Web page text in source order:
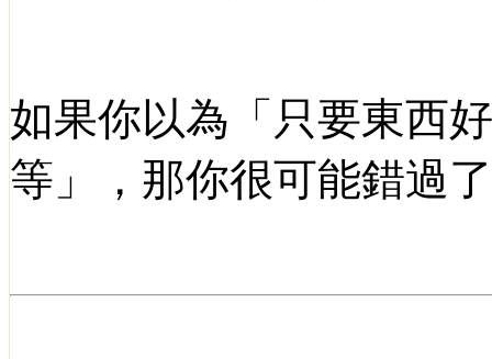
如果你以為「只要東西
等」，那你很可能錯過